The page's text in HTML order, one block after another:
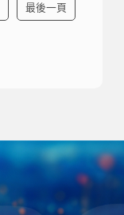
最後一頁